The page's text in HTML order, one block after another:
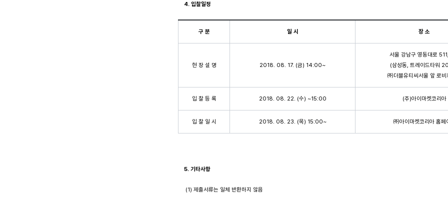
4.입찰일정
구 분 일 시 장 소
현 장 설 명 2018. 08. 17. (금) 14:00~
서울 강남구 영동대로
(삼성동, 트레이드타워
㈜더블유티씨서울 앞 로비
입 찰 등 록 2018. 08. 22. (수) ~15:00 (주)아이마켓코리아
입 찰 일 시 2018. 08. 23. (목) 15:00~ ㈜아이마켓코리아 홈페
5.기타사항
(1) 제출서류는 일체 반환하지 않음